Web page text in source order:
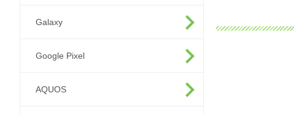
Galaxy
Google Pixel
AQUOS